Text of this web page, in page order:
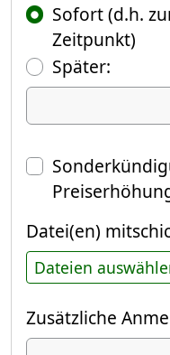
Sofort (d.h.
Zeitpunkt)
Später:
Datum
Datei(en)
Dateien
Zusätzliche